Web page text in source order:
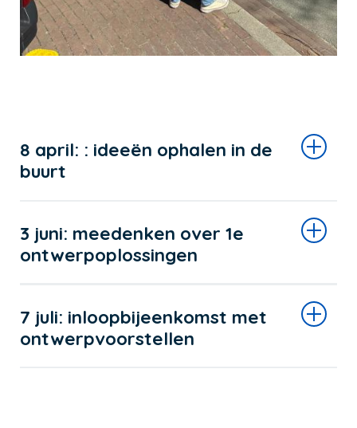
8 april: : ideeën ophalen in de
buurt
3 juni: meedenken over 1e
ontwerpoplossingen
7 juli: inloopbijeenkomst met
ontwerpvoorstellen